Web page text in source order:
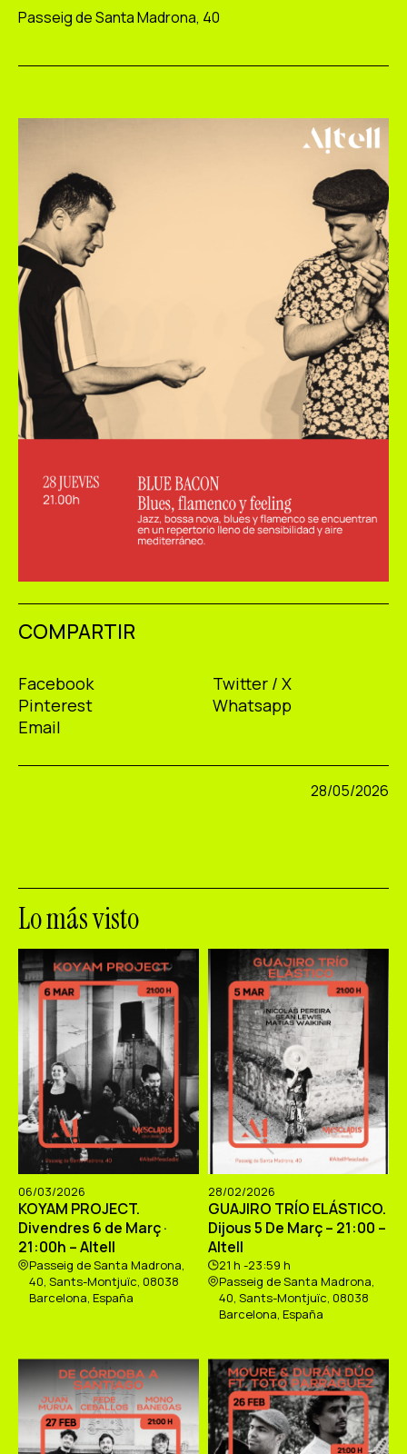
Passeig de Santa Madrona, 40
COMPARTIR
Facebook
Twitter / X
Pinterest
Whatsapp
Email
28/05/2026
Lo más visto
06/03/2026
KOYAM PROJECT.
Divendres 6 de Març ·
21:00h – Altell
Passeig de Santa Madrona,
40, Sants-Montjuïc, 08038
Barcelona, España
28/02/2026
GUAJIRO TRÍO ELÁSTICO.
Dijous 5 De Març – 21:00 –
Altell
21 h -23:59 h
Passeig de Santa Madrona,
40, Sants-Montjuïc, 08038
Barcelona, España